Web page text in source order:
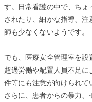
す。日常看護の中で、ち
されたり、細かな指導、
師も少なくないようです。
でも、医療安全管理室を設
超過労働や配置人員不足
件等にも注意が向けられて
さらに、患者からの暴力